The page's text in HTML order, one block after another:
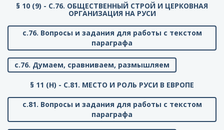
§ 10 (9) - C.76. ОБЩЕСТВЕННЫЙ СТРОЙ И ЦЕРКОВНАЯ
ОРГАНИЗАЦИЯ НА РУСИ
с.76. Вопросы и задания для работы с текстом
параграфа
с.76. Думаем, сравниваем, размышляем
§ 11 (Н) - C.81. МЕСТО И РОЛЬ РУСИ В ЕВРОПЕ
с.81. Вопросы и задания для работы с текстом
параграфа